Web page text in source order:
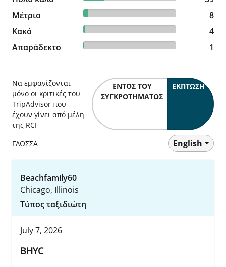
Μέτριο
4.49% reviewed Μέτριο
8 reviews
8
Κακό
2.25% reviewed Κακό
4 reviews
4
Απαράδεκτο
0.56% reviewed Απαράδεκτο
1 reviews 1
Να εμφανίζονται
μόνο οι κριτικές του
TripAdvisor που
έχουν γίνει από μέλη
της RCI
ΕΝΤΌΣ ΤΟΥ
ΣΥΓΚΡΟΤΉΜΑΤΟΣ
ΈΚΠΤΩΣΗ
ΓΛΩΣΣΑ English
Beachfamily60
Chicago, Illinois
Τύπος ταξιδιώτη
July 7, 2026
BHYC